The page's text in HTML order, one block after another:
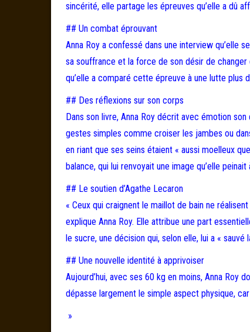
sincérité, elle partage les épreuves qu’elle a dû
## Un combat éprouvant
Anna Roy a confessé dans une interview qu’elle
sa souffrance et la force de son désir de
qu’elle a comparé cette épreuve à une lutte
## Des réflexions sur son corps
Dans son livre, Anna Roy décrit avec émotion
gestes simples comme croiser les jambes ou
en riant que ses seins étaient « aussi moelleux
balance, qui lui renvoyait une image qu’elle
## Le soutien d’Agathe Lecaron
« Ceux qui craignent le maillot de bain ne
explique Anna Roy. Elle attribue une part
le sucre, une décision qui, selon elle, lui a « sauvé
## Une nouvelle identité à apprivoiser
Aujourd’hui, avec ses 60 kg en moins, Anna Roy
dépasse largement le simple aspect physique,
»